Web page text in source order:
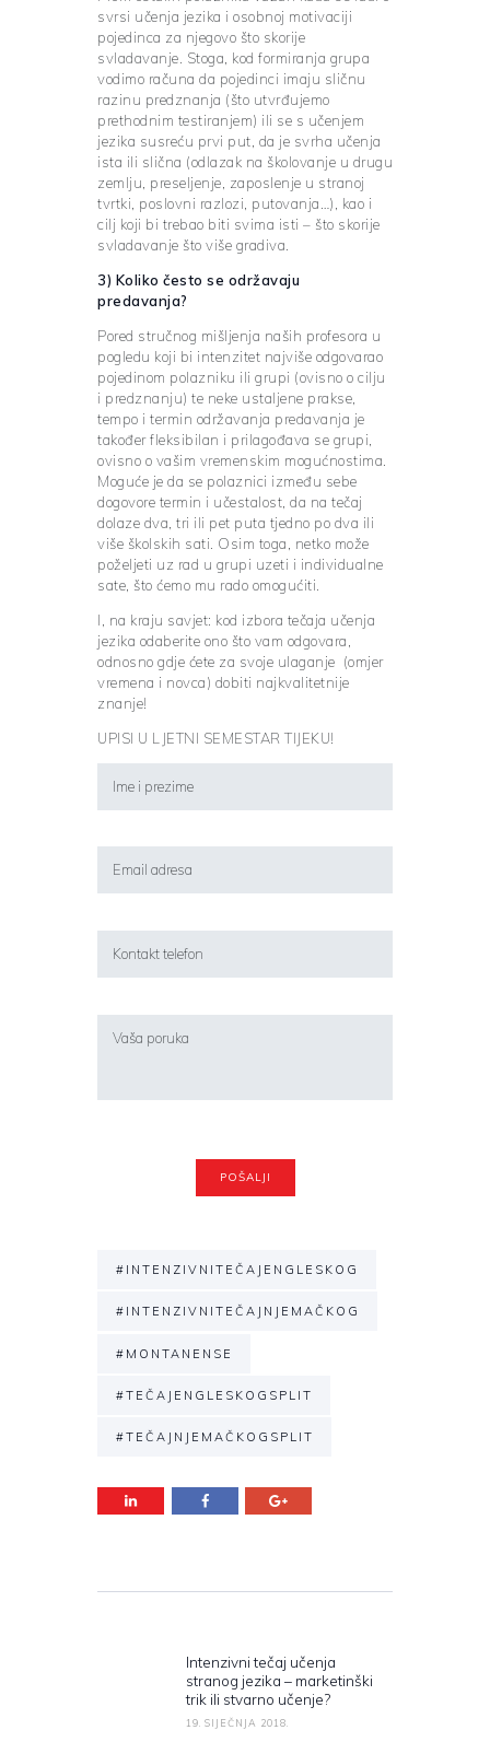
svrsi učenja jezika i osobnoj motivaciji
pojedinca za njegovo što skorije
svladavanje. Stoga, kod formiranja grupa
vodimo računa da pojedinci imaju sličnu
razinu predznanja (što utvrđujemo
prethodnim testiranjem) ili se s učenjem
jezika susreću prvi put, da je svrha učenja
ista ili slična (odlazak na školovanje u drugu
zemlju, preseljenje, zaposlenje u stranoj
tvrtki, poslovni razlozi, putovanja…), kao i
cilj koji bi trebao biti svima isti – što skorije
svladavanje što više gradiva.
3) Koliko često se održavaju
predavanja?
Pored stručnog mišljenja naših profesora u
pogledu koji bi intenzitet najviše odgovarao
pojedinom polazniku ili grupi (ovisno o cilju
i predznanju) te neke ustaljene prakse,
tempo i termin održavanja predavanja je
također fleksibilan i prilagođava se grupi,
ovisno o vašim vremenskim mogućnostima.
Moguće je da se polaznici između sebe
dogovore termin i učestalost, da na tečaj
dolaze dva, tri ili pet puta tjedno po dva ili
više školskih sati. Osim toga, netko može
poželjeti uz rad u grupi uzeti i individualne
sate, što ćemo mu rado omogućiti.
I, na kraju savjet: kod izbora tečaja učenja
jezika odaberite ono što vam odgovara,
odnosno gdje ćete za svoje ulaganje (omjer
vremena i novca) dobiti najkvalitetnije
znanje!
UPISI U LJETNI SEMESTAR TIJEKU!
#INTENZIVNITEČAJENGLESKOG
#INTENZIVNITEČAJNJEMAČKOG
#MONTANENSE
#TEČAJENGLESKOGSPLIT
#TEČAJNJEMAČKOGSPLIT
Previous post:
Intenzivni tečaj učenja
stranog jezika – marketinški
trik ili stvarno učenje?
19. SIJEČNJA 2018.